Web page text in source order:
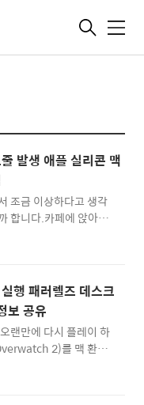
메
발생 애플 실리콘 맥
조금 이상하다고 생각
합니다.카페에 앉아서
있었는데, 갑자기 웹사
이에 문제가 있는 것이
니다.애플 공식 사이트
도중에도 이러한 검은
나서, 결국 애플스토어
되었습니다.상담하면
방법은 일단 맥의 안전
행 패러렐즈 데스크
보 공유
랜만에 다시 플레이 하
2)를 맥 환경
간단하게 소개해볼까